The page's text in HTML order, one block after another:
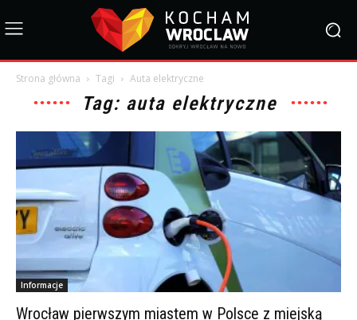
Strona główna Tagi Auta elektryczne
Tag: auta elektryczne
Informacje
Wrocław pierwszym miastem w Polsce z miejską